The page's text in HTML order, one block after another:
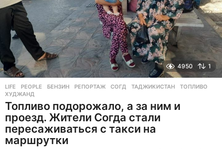
4950 1
LIFE ,PEOPLE БЕНЗИН ,РЕПОРТАЖ ,СОГД ,ТАДЖИКИСТАН ,ТОПЛИВО
ХУДЖАНД
Топливо подорожало, а за ним и
проезд. Жители Согда стали
пересаживаться с такси на
маршрутки